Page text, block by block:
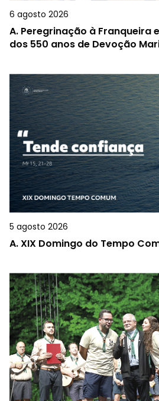
6 agosto 2026
A. Peregrinação à Franqueira
dos 550 anos de Devoção
5 agosto 2026
A.XIX Domingo do Tempo